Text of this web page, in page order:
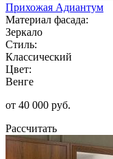
Прихожая Адиантум
Материал фасада:
Зеркало
Стиль:
Классический
Цвет:
Венге
от 40 000 руб.
Рассчитать